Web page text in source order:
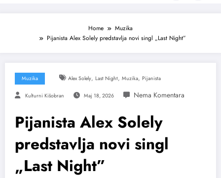
Home
Muzika
Pijanista Alex Solely predstavlja novi singl „Last Night”
Muzika Alex Solely, Last Night, Muzika, Pijanista
Kulturni Kišobran Maj 18, 2026
Pijanista Alex Solely
predstavlja novi singl
„Last Night”